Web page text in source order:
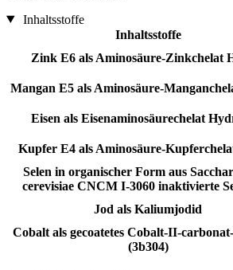
Inhaltsstoffe
Inhaltsstoffe
Zink E6 als Aminosäure-Zinkchelat
Mangan E5 als Aminosäure-
Eisen als Eisenaminosäurechelat
Kupfer E4 als Aminosäure-
Selen in organischer Form aus
cerevisiae CNCM I-3060 inaktivierte
Jod als Kaliumjodid
Cobalt als gecoatetes Cobalt-II-
(3b304)